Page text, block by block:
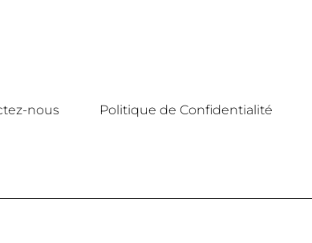
nous Politique de Confidentialité